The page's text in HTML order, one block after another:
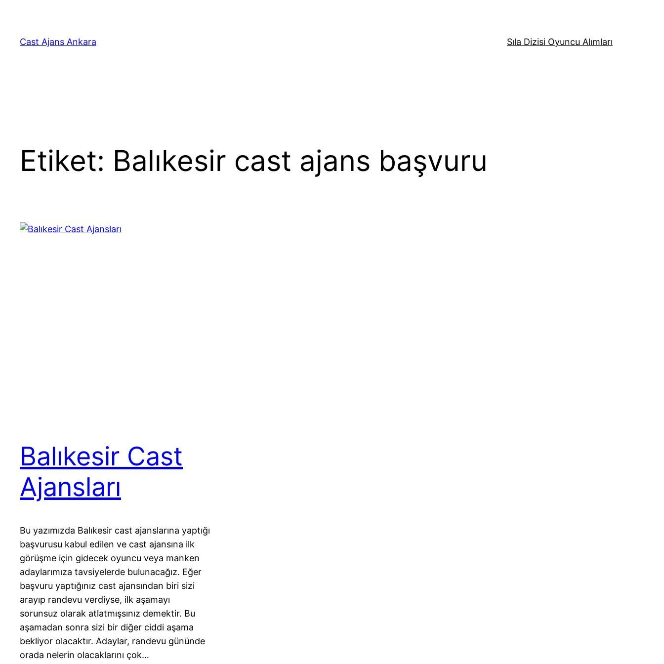
Cast Ajans Ankara
Sıla Dizisi Oyuncu Alımları
Etiket: Balıkesir cast ajans başvuru
Balıkesir Cast
Ajansları
Bu yazımızda Balıkesir cast ajanslarına yaptığı
başvurusu kabul edilen ve cast ajansına ilk
görüşme için gidecek oyuncu veya manken
adaylarımıza tavsiyelerde bulunacağız. Eğer
başvuru yaptığınız cast ajansından biri sizi
arayıp randevu verdiyse, ilk aşamayı
sorunsuz olarak atlatmışsınız demektir. Bu
aşamadan sonra sizi bir diğer ciddi aşama
bekliyor olacaktır. Adaylar, randevu gününde
orada nelerin olacaklarını çok…